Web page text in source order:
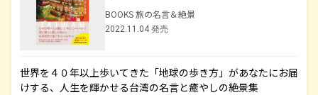
BOOKS 旅の名言＆絶景
2022.11.04 発売
世界を４０年以上歩いてきた「地球の歩き方」があなたにお届
けする、人生を輝かせる台湾の名言と癒やしの絶景集